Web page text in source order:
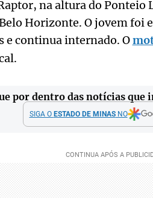
na altura do Ponteio
Horizonte. O jovem foi
e continua internado. O
por dentro das notícias que
SIGA O ESTADO DE MINASNO